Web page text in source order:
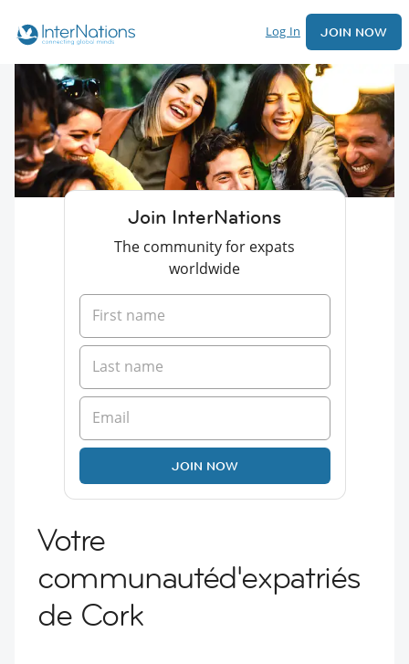
Log In JOIN NOW
Join InterNations
The community for expats
worldwide
JOIN NOW
Votre
communautéd'expatriés
de Cork